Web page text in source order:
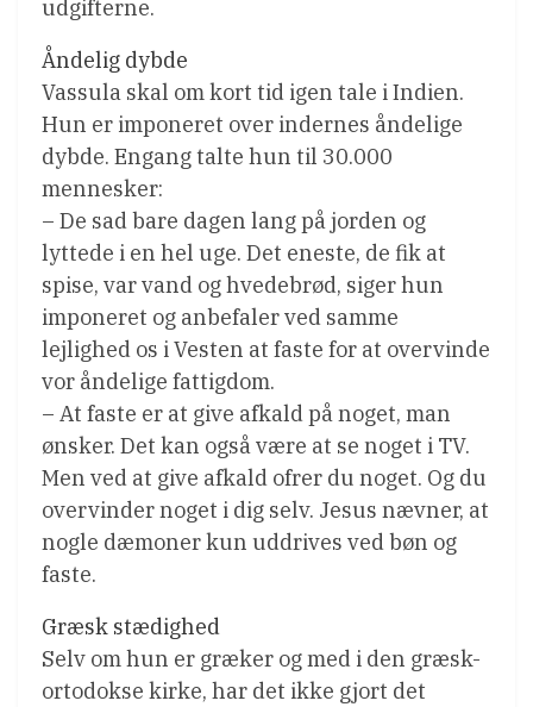
udgifterne.
Åndelig dybde
Vassula skal om kort tid igen tale i Indien.
Hun er imponeret over indernes åndelige
dybde. Engang talte hun til 30.000
mennesker:
– De sad bare dagen lang på jorden og
lyttede i en hel uge. Det eneste, de fik at
spise, var vand og hvedebrød, siger hun
imponeret og anbefaler ved samme
lejlighed os i Vesten at faste for at overvinde
vor åndelige fattigdom.
– At faste er at give afkald på noget, man
ønsker. Det kan også være at se noget i TV.
Men ved at give afkald ofrer du noget. Og du
overvinder noget i dig selv. Jesus nævner, at
nogle dæmoner kun uddrives ved bøn og
faste.
Græsk stædighed
Selv om hun er græker og med i den græsk-
ortodokse kirke, har det ikke gjort det